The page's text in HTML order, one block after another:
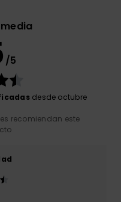
/5
desde octubre
recomiendan este